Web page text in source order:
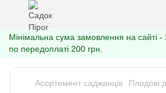
Мінімальна сума замовлення на сайті
по передоплаті 200 грн.
Асортимент саджанців Плодові